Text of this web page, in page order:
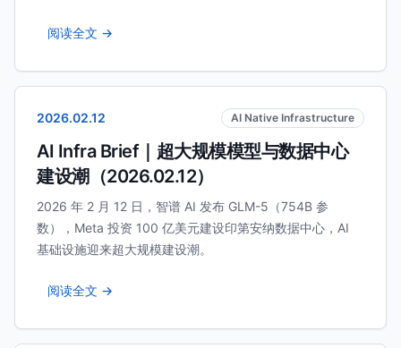
阅读全文 →
2026.02.12 AI Native Infrastructure
AI Infra Brief｜超大规模模型与数据中心
建设潮（2026.02.12）
2026 年 2 月 12 日，智谱 AI 发布 GLM-5（754B 参
数），Meta 投资 100 亿美元建设印第安纳数据中心，AI
基础设施迎来超大规模建设潮。
阅读全文 →